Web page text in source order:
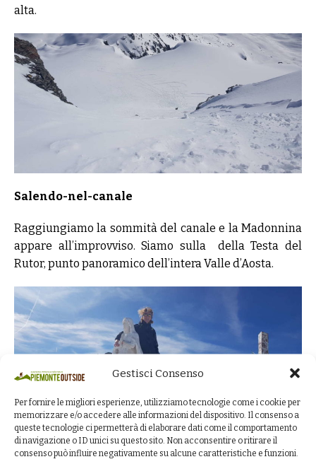
Gestisci Consenso
Per fornire le migliori esperienze, utilizziamo tecnologie come i cookie per
memorizzare e/o accedere alle informazioni del dispositivo. Il consenso a
queste tecnologie ci permetterà di elaborare dati come il comportamento
di navigazione o ID unici su questo sito. Non acconsentire o ritirare il
consenso può influire negativamente su alcune caratteristiche e funzioni.
alta.
Salendo-nel-canale
Raggiungiamo la sommità del canale e la Madonnina
appare all’improvviso. Siamo sulla della Testa del
Rutor, punto panoramico dell’intera Valle d’Aosta.
In-cima-alla-Testa-del-Rutor